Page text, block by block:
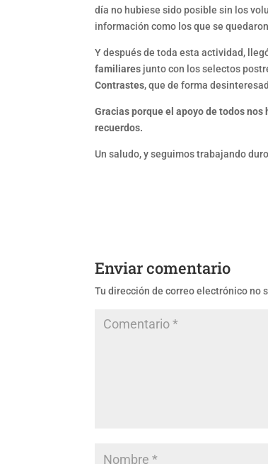
día no hubiese sido posible sin los
información como los que se
Y después de toda esta actividad,
familiares junto con los selectos
Contrastes, que de forma
Gracias porque el apoyo de todos
recuerdos.
Un saludo, y seguimos trabajando
Enviar comentario
Tu dirección de correo electrónico no